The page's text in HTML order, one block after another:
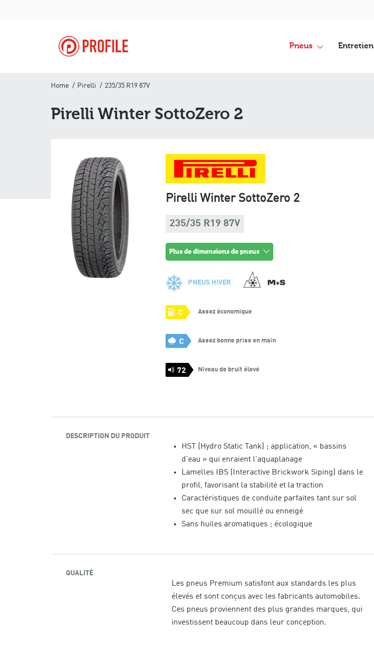
Pneus Entretien
Home Pirelli 235/35 R19 87V
Pirelli Winter SottoZero 2
Pirelli Winter SottoZero 2
235/35 R19 87V
plus de dimensions de pneus
PNEUS HIVER
C Assez économique
C Assez bonne prise en main
72 Niveau de bruit élevé
DESCRIPTION DU PRODUIT
HST (Hydro Static Tank) ; application, « bassins
d'eau » qui enraient l'aquaplanage
Lamelles IBS (Interactive Brickwork Siping) dans le
profil, favorisant la stabilité et la traction
Caractéristiques de conduite parfaites tant sur sol
sec que sur sol mouillé ou enneigé
Sans huiles aromatiques ; écologique
QUALITÉ
Les pneus Premium satisfont aux standards les plus
élevés et sont conçus avec les fabricants automobiles.
Ces pneus proviennent des plus grandes marques, qui
investissent beaucoup dans leur conception.